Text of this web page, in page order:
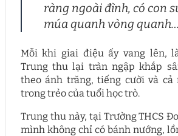
ràng ngoài đình, có con
múa quanh vòng
Mỗi khi giai điệu ấy vang lên,
Trung thu lại tràn ngập khắp
theo ánh trăng, tiếng cười và cả
trong trẻo của tuổi học trò.
Trung thu này, tại Trường THCS
mình không chỉ có bánh nướng,